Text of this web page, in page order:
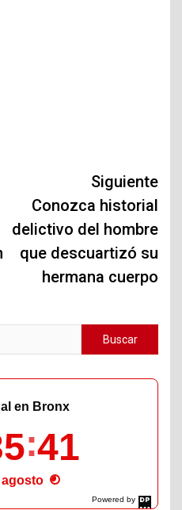
Siguiente
Conozca historial
delictivo del hombre
que descuartizó su
hermana cuerpo
Powered by
DaysPedia.com
en Bronx
42
agosto